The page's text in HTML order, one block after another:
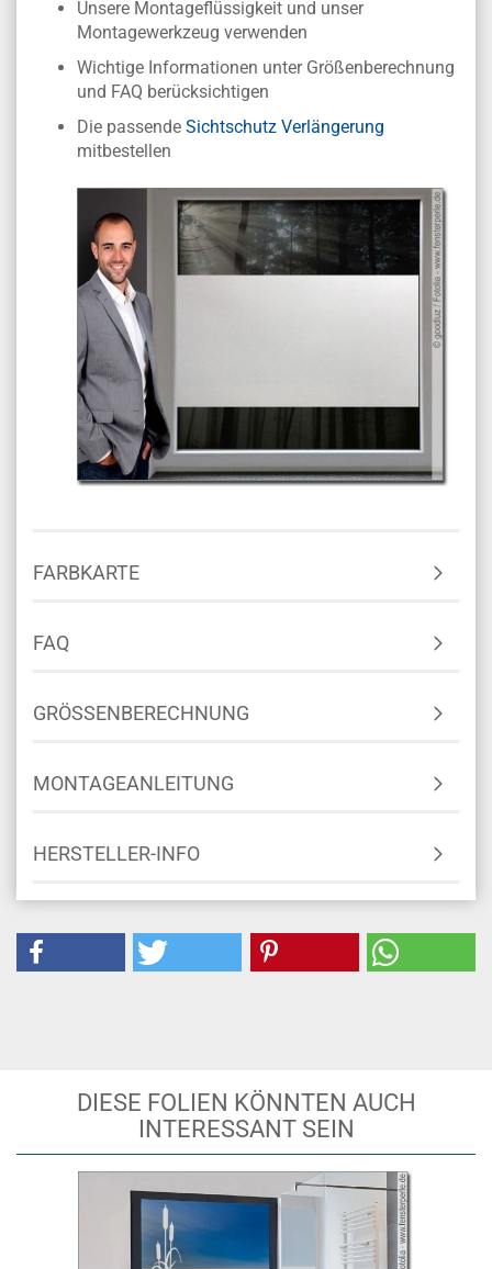
Unsere Montageflüssigkeit und unser
Montagewerkzeug verwenden
Wichtige Informationen unter Größenberechnung
und FAQ berücksichtigen
Die passende Sichtschutz Verlängerung
mitbestellen
FARBKARTE
FAQ
GRÖSSENBERECHNUNG
MONTAGEANLEITUNG
HERSTELLER-INFO
DIESE FOLIEN KÖNNTEN AUCH
INTERESSANT SEIN